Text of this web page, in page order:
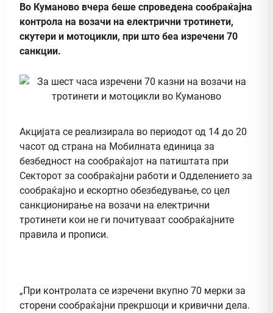
Во Куманово вчера беше спроведена сообраќајна
контрола на возачи на електрични тротинети,
скутери и мотоцикли, при што беа изречени 70
санкции.
Акцијата се реализирала во периодот од 14 до 20
часот од страна на Мобилната единица за
безбедност на сообраќајот на патиштата при
Секторот за сообраќајни работи и Одделението за
сообраќајно и ескортно обезбедување, со цел
санкционирање на возачи на електрични
тротинети кои не ги почитуваат сообраќајните
правила и прописи.
„При контролата се изречени вкупно 70 мерки за
сторени сообраќајни прекршоци и кривични дела.